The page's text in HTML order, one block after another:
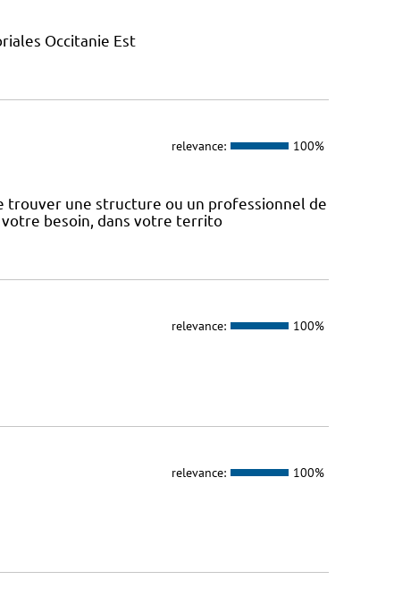
Occitanie Est
relevance: 100%
trouver une structure ou un professionnel de
votre besoin, dans votre territo
relevance: 100%
relevance: 100%